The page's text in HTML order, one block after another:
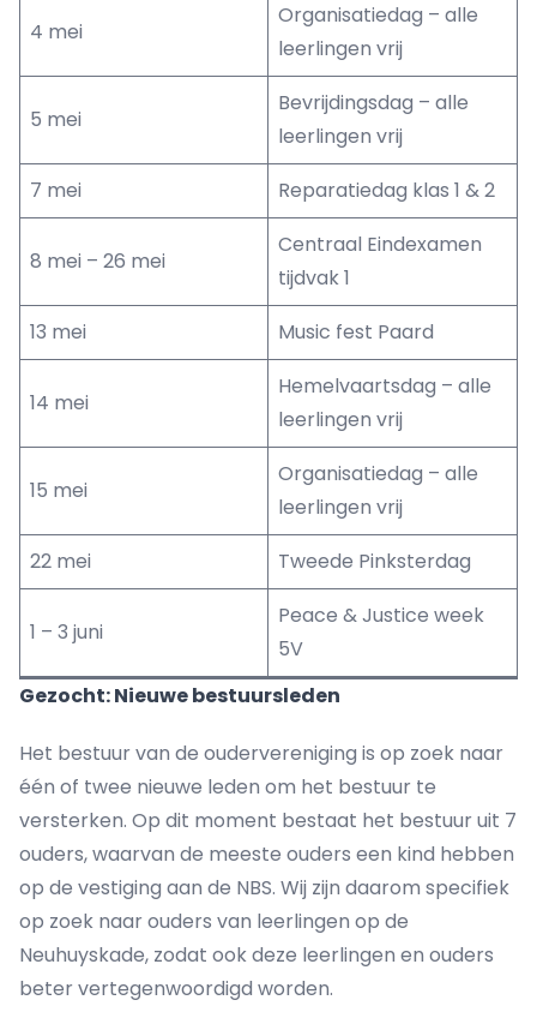
4 mei
Organisatiedag – alle
leerlingen vrij
5 mei
Bevrijdingsdag – alle
leerlingen vrij
7 mei
Reparatiedag klas 1 & 2
8 mei – 26 mei
Centraal Eindexamen
tijdvak 1
13 mei
Music fest Paard
14 mei
Hemelvaartsdag – alle
leerlingen vrij
15 mei
Organisatiedag – alle
leerlingen vrij
22 mei
Tweede Pinksterdag
1 – 3 juni
Peace & Justice week
5V
Gezocht: Nieuwe bestuursleden
Het bestuur van de oudervereniging is op zoek naar
één of twee nieuwe leden om het bestuur te
versterken. Op dit moment bestaat het bestuur uit 7
ouders, waarvan de meeste ouders een kind hebben
op de vestiging aan de NBS. Wij zijn daarom specifiek
op zoek naar ouders van leerlingen op de
Neuhuyskade, zodat ook deze leerlingen en ouders
beter vertegenwoordigd worden.